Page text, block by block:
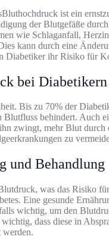
Bluthochdruck ist ein
der Blutgefäße
wie Schlaganfall,
kann durch eine
ihr Risiko für
bei Diabetikern
Bis zu 70% der
Blutfluss behindert. Auch
zwingt, mehr Blut
zu
und Behandlung
was das Risiko
Eine gesunde
wichtig, um den
dass diese in